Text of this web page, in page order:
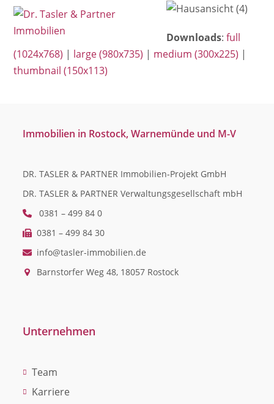
SkipOpen
mobile
menu
Close
mobile
menu
Downloads:full
(1024x768) | large (980x735) | medium (300x225) |
thumbnail (150x113)
Immobilien in Rostock, Warnemünde und M-V
DR. TASLER & PARTNER Immobilien-Projekt GmbH
DR. TASLER & PARTNER Verwaltungsgesellschaft mbH
0381 – 499 84 0
0381 – 499 84 30
info@tasler-immobilien.de
Barnstorfer Weg 48, 18057 Rostock
Unternehmen
Team
Karriere